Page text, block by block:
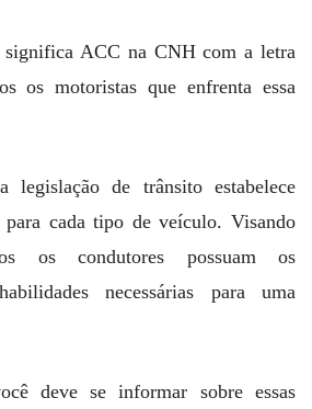
significa ACC na CNH com a letra
os motoristas que enfrenta essa
legislação de trânsito estabelece
para cada tipo de veículo. Visando
os condutores possuam os
necessárias para uma
deve se informar sobre essas